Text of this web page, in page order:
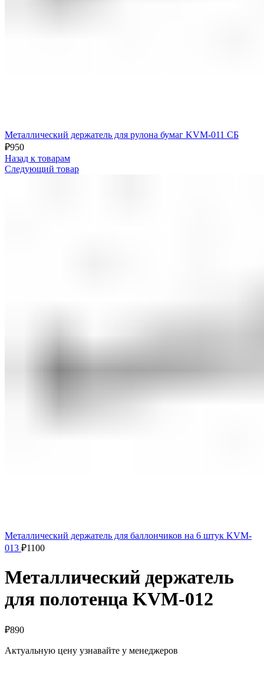
Металлический держатель для рулона бумаг KVM-011 СБ
₽950
Назад к товарам
Следующий товар
Металлический держатель для баллончиков на 6 штук KVM-
013 ₽1100
Металлический держатель
для полотенца KVM-012
₽890
Актуальную цену узнавайте у менеджеров